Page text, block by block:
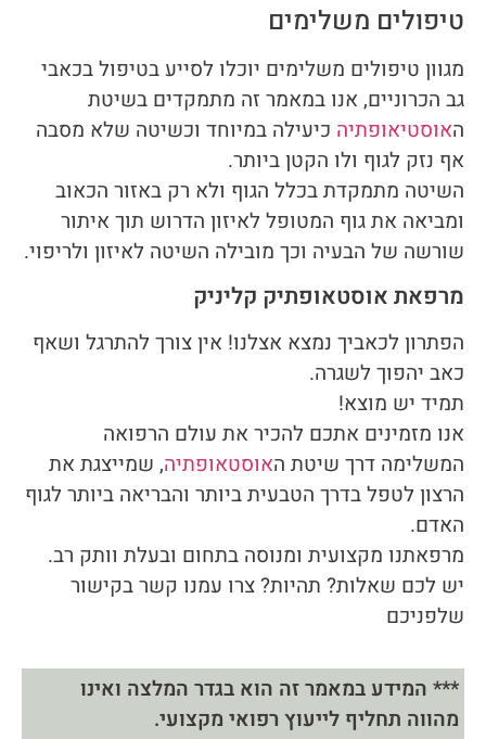
טיפולים משלימים
מגוון טיפולים משלימים יוכלו לסייע בטיפול בכאבי
גב הכרוניים, אנו במאמר זה מתמקדים בשיטת
האוסטיאופתיה כיעילה במיוחד וכשיטה שלא מסבה
אף נזק לגוף ולו הקטן ביותר.
השיטה מתמקדת בכלל הגוף ולא רק באזור הכאוב
ומביאה את גוף המטופל לאיזון הדרוש תוך איתור
שורשה של הבעיה וכך מובילה השיטה לאיזון ולריפוי.
מרפאת אוסטאופתיק קליניק
הפתרון לכאביך נמצא אצלנו! אין צורך להתרגל ושאף
כאב יהפוך לשגרה.
תמיד יש מוצא!
אנו מזמינים אתכם להכיר את עולם הרפואה
המשלימה דרך שיטת האוסטאופתיה, שמייצגת את
הרצון לטפל בדרך הטבעית ביותר והבריאה ביותר לגוף
האדם.
מרפאתנו מקצועית ומנוסה בתחום ובעלת וותק רב.
יש לכם שאלות? תהיות? צרו עמנו קשר בקישור
שלפניכם
*** המידע במאמר זה הוא בגדר המלצה ואינו
מהווה תחליף לייעוץ רפואי מקצועי.